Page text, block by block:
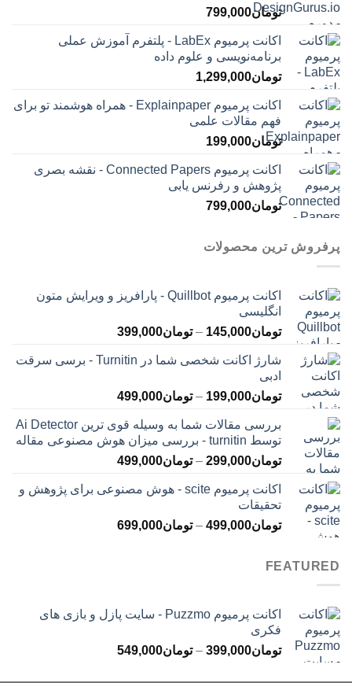
تومان799,000
اکانت پرمیوم LabEx - پلتفرم آموزش عملی
برنامه‌نویسی و علوم داده
تومان1,299,000
اکانت پرمیوم Explainpaper - همراه هوشمند تو برای
فهم مقالات علمی
تومان199,000
اکانت پرمیوم Connected Papers - نقشه بصری
پژوهش و رفرنس یابی
تومان799,000
پرفروش ترین محصولات
اکانت پرمیوم Quillbot - پارافریز و ویرایش متون
انگلیسی
تومان145,000
– تومان399,000محدوده
تومان145,000
تومان399,000
شارژ اکانت شخصی شما در Turnitin - برسی سرقت
ادبی
تومان199,000
– تومان499,000محدوده
تومان199,000
تا
تومان499,000
بررسی مقالات شما به وسیله قوی ترین Ai Detector
توسط turnitin - بررسی میزان هوش مصنوعی مقاله
تومان299,000
– تومان499,000محدوده
تومان299,000
تومان499,000
اکانت پرمیوم scite - هوش مصنوعی برای پژوهش و
تحقیقات
تومان499,000
– تومان699,000محدوده
FEATURED
اکانت پرمیوم Puzzmo - سایت پازل و بازی های
فکری
تومان399,000
– تومان549,000محدوده